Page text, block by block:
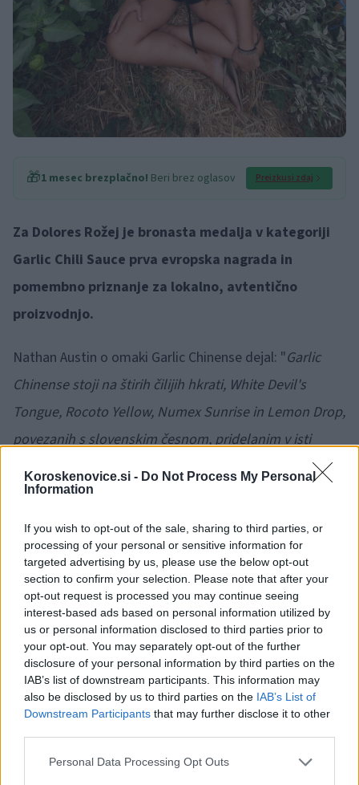
Koroskenovice.si - Do Not Process My Personal
Information
If you wish to opt-out of the sale, sharing to third parties, or
processing of your personal or sensitive information for
targeted advertising by us, please use the below opt-out
section to confirm your selection. Please note that after your
opt-out request is processed you may continue seeing
interest-based ads based on personal information utilized by
us or personal information disclosed to third parties prior to
your opt-out. You may separately opt-out of the further
disclosure of your personal information by third parties on the
IAB’s list of downstream participants. This information may
also be disclosed by us to third parties on the IAB’s List of
Downstream Participants that may further disclose it to other
Please note that this website/app uses one or more Google
Personal Data Processing Opt Outs
🎁1 mesec brezplačno! Beri brez oglasov Preizkusi zdaj
Za Dolores Rožej je bronasta medalja v kategoriji
Garlic Chili Sauce prva evropska nagrada in
pomembno priznanje za lokalno, avtentično
proizvodnjo.
Nathan Austin o omaki Garlic Chinense dejal: "Garlic
Chinense stoji na štirih čilijih hkrati, White Devil's
Tongue, Rocoto Yellow, Numex Sunrise in Lemon Drop,
povezanih s slovenskim česnom, pridelanim v isti
dolini kot kuhinja. To je premišljena kremno rumena
čili paleta, ne običajni rdeči čili, kakršnega vidiš v večini
česnovih omak, in celotna omaka sedi znotraj koroške
česnove tradicije, ne ob njej."
Garlic Chinense omaka je zgrajena okrog kremno
rumene in bele čili palete, okus oblikujejo
tradicionalne koroške jedi, bogate s česnom, in
domača aroma hišne kuhinje.
Mežico smo postavili na evropski čili zemljevid. Iz
do tekmovanja s pridelovalci z vse celine smo prislužili